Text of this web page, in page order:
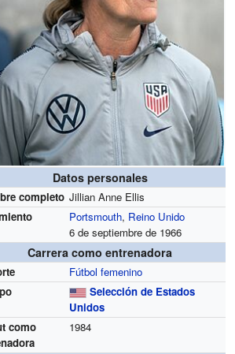
Datos personales
completo Jillian Anne Ellis
Portsmouth, Reino Unido
6 de septiembre de 1966
Carrera como entrenadora
Fútbol femenino
Selección de Estados
Unidos
como
1984